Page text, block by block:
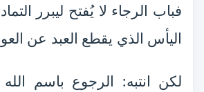
فباب الرجاء لا يُفتح ليبرر
اليأس الذي يقطع العبد عن
لكن انتبه: الرجوع باسم